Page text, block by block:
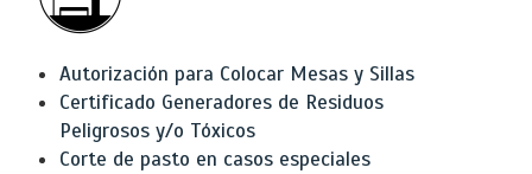
Autorización para Colocar Mesas y Sillas
Certificado Generadores de Residuos
Peligrosos y/o Tóxicos
Corte de pasto en casos especiales